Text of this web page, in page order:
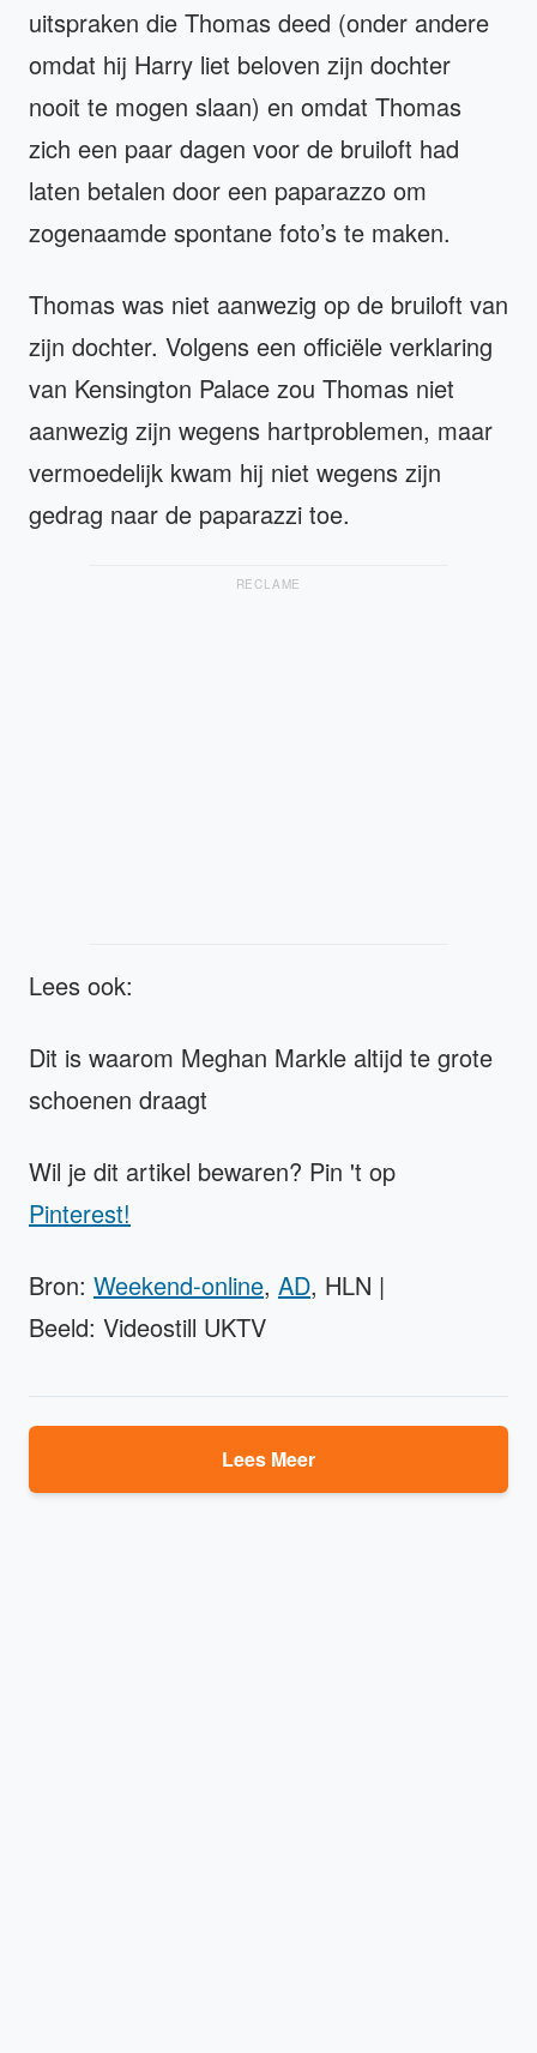
uitspraken die Thomas deed (onder andere
omdat hij Harry liet beloven zijn dochter
nooit te mogen slaan) en omdat Thomas
zich een paar dagen voor de bruiloft had
laten betalen door een paparazzo om
zogenaamde spontane foto’s te maken.
Thomas was niet aanwezig op de bruiloft van
zijn dochter. Volgens een officiële verklaring
van Kensington Palace zou Thomas niet
aanwezig zijn wegens hartproblemen, maar
vermoedelijk kwam hij niet wegens zijn
gedrag naar de paparazzi toe.
RECLAME
Lees ook:
Dit is waarom Meghan Markle altijd te grote
schoenen draagt
Wil je dit artikel bewaren? Pin 't op
Pinterest!
Bron: Weekend-online, AD, HLN |
Beeld: Videostill UKTV
Lees Meer